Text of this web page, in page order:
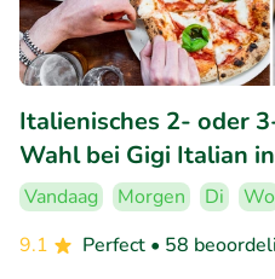
Italienisches 2- oder
Wahl bei Gigi Italian
Vandaag Morgen Di Wo
9.1
Perfect • 58